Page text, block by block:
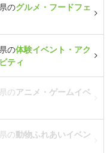
のグルメ・フードフェ
の体験イベント・アク
ティ
のアニメ・ゲームイベ
の動物ふれあいイベン